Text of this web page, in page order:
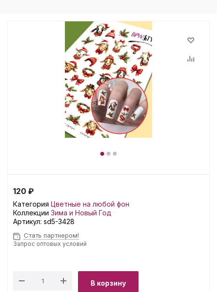
120 ₽
Категория Цветные на любой фон
Коллекции Зима и Новый Год
Артикул: sd5-3428
Стать партнером!
Запрос оптовых условий
В корзину